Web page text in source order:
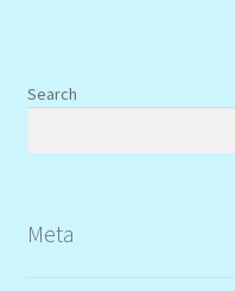
Search
Meta